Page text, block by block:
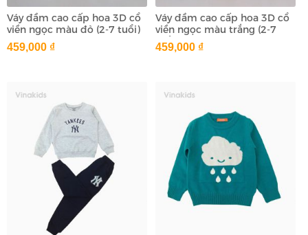
Váy đầm cao cấp hoa 3D cổ
viền ngọc màu đỏ (2-7 tuổi)
459,000 ₫
Váy đầm cao cấp hoa 3D cổ
viền ngọc màu trắng (2-7
tuổi)
459,000 ₫